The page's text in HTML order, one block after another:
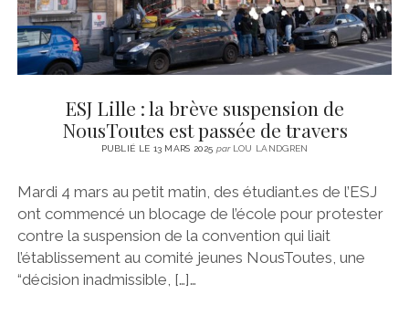
ESJ Lille : la brève suspension de
NousToutes est passée de travers
PUBLIÉ LE 13 MARS 2025 parLOU LANDGREN
Mardi 4 mars au petit matin, des étudiant.es de l’ESJ
ont commencé un blocage de l’école pour protester
contre la suspension de la convention qui liait
l’établissement au comité jeunes NousToutes, une
“décision inadmissible, […]…